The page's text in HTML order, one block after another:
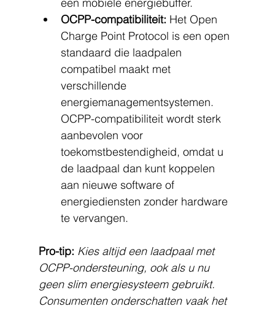
OCPP-compatibiliteit: Het Open
Charge Point Protocol is een open
standaard die laadpalen
compatibel maakt met
verschillende
energiemanagementsystemen.
OCPP-compatibiliteit wordt sterk
aanbevolen voor
toekomstbestendigheid, omdat u
de laadpaal dan kunt koppelen
aan nieuwe software of
energiediensten zonder hardware
te vervangen.
Pro-tip: Kies altijd een laadpaal met
OCPP-ondersteuning, ook als u nu
geen slim energiesysteem gebruikt.
Consumenten onderschatten vaak het